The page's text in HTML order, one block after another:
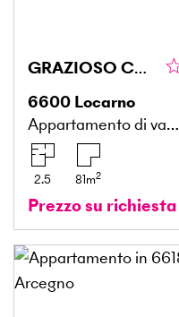
GRAZIOSO CON TERRAZZA IN COSTRUZIONE
6600 Locarno
Appartamento di vacanze
2.5 81m2
Prezzo su richiesta